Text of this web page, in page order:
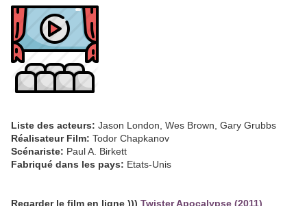
Liste des acteurs: Jason London, Wes Brown, Gary Grubbs
Réalisateur Film: Todor Chapkanov
Scénariste: Paul A. Birkett
Fabriqué dans les pays: Etats-Unis
Regarder le film en ligne ))) Twister Apocalypse (2011)